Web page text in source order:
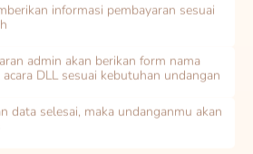
informasi pembayaran sesuai
admin akan berikan form nama
DLL sesuai kebutuhan undangan
data selesai, maka undanganmu akan